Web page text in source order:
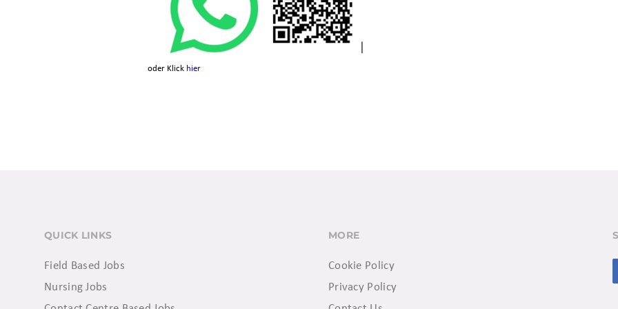
oder Klick hier
QUICK LINKS
Field Based Jobs
Nursing Jobs
MORE
Cookie Policy
Privacy Policy